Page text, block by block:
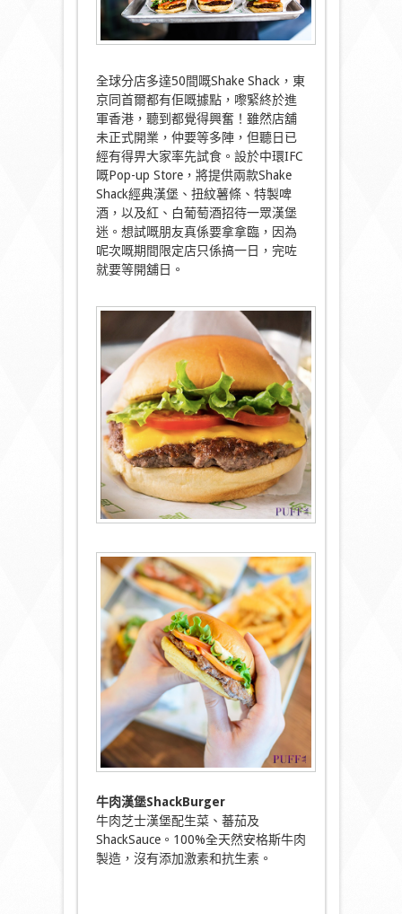
全球分店多達50間嘅Shake Shack，東
京同首爾都有佢嘅據點，嚟緊終於進
軍香港，聽到都覺得興奮！雖然店舖
未正式開業，仲要等多陣，但聽日已
經有得畀大家率先試食。設於中環IFC
嘅Pop-up Store，將提供兩款Shake
Shack經典漢堡、扭紋薯條、特製啤
酒，以及紅、白葡萄酒招待一眾漢堡
迷。想試嘅朋友真係要拿拿臨，因為
呢次嘅期間限定店只係搞一日，完咗
就要等開舖日。
牛肉漢堡ShackBurger
牛肉芝士漢堡配生菜、蕃茄及
ShackSauce。100%全天然安格斯牛肉
製造，沒有添加激素和抗生素。